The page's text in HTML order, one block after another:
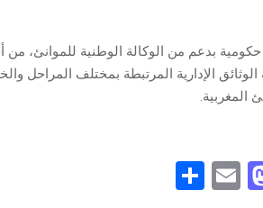
في 2011، كمبادرة حكومية بدعم من الوكالة الوطنية
الإدارية المرتبطة بمختلف المراحل
المغربية.
M
E